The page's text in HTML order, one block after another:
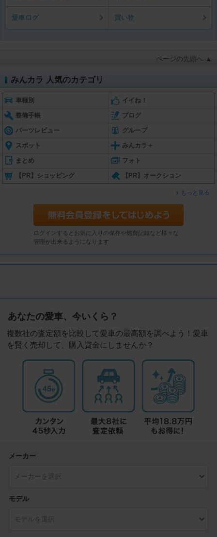
愛車ログ 買い物
ページの先頭へ ▲
みんカラ 人気のカテゴリ
車種別 イイね！
整備手帳 ブログ
パーツレビュー グループ
スポット みんカラ＋
まとめ フォト
【PR】ショッピング 【PR】オークション
もっと見る
ログインするとお気に入りの保存や燃費記録など様々な
管理が出来るようになります
あなたの愛車、今いくら？
複数社の査定額を比較して愛車の最高額を調べよう！愛車
を賢く売却して、購入資金にしませんか？
メーカー
モデル